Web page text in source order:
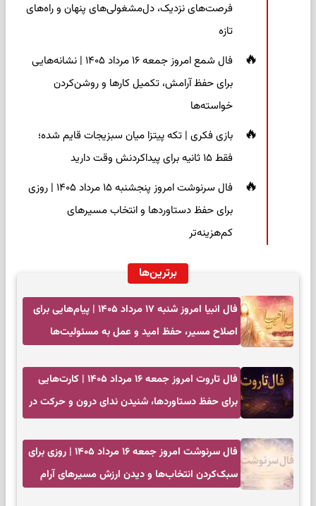
فرصت‌های نزدیک، دل‌مشغولی‌های پنهان و راه‌های
تازه
فال شمع امروز جمعه ۱۶ مرداد ۱۴۰۵ | نشانه‌هایی
برای حفظ آرامش، تکمیل کارها و روشن‌کردن
خواسته‌ها
بازی فکری | تکه پیتزا میان سبزیجات قایم شده؛
فقط ۱۵ ثانیه برای پیداکردنش وقت دارید
فال سرنوشت امروز پنجشنبه ۱۵ مرداد ۱۴۰۵ | روزی
برای حفظ دستاوردها و انتخاب مسیرهای
کم‌هزینه‌تر
برترین‌ها
فال انبیا امروز شنبه ۱۷ مرداد ۱۴۰۵ | پیام‌هایی برای
اصلاح مسیر، حفظ امید و عمل به مسئولیت‌ها
فال تاروت امروز جمعه ۱۶ مرداد ۱۴۰۵ | کارت‌هایی
برای حفظ دستاوردها، شنیدن ندای درون و حرکت در
فال سرنوشت امروز جمعه ۱۶ مرداد ۱۴۰۵ | روزی برای
سبک‌کردن انتخاب‌ها و دیدن ارزش مسیرهای آرام